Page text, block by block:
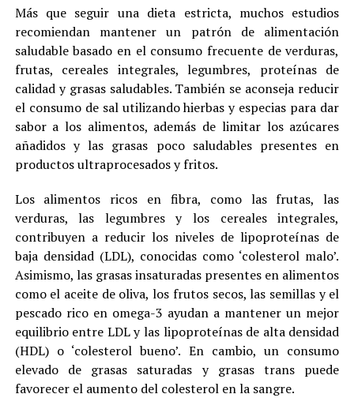
Más que seguir una dieta estricta, muchos estudios
recomiendan mantener un patrón de alimentación
saludable basado en el consumo frecuente de verduras,
frutas, cereales integrales, legumbres, proteínas de
calidad y grasas saludables. También se aconseja reducir
el consumo de sal utilizando hierbas y especias para dar
sabor a los alimentos, además de limitar los azúcares
añadidos y las grasas poco saludables presentes en
productos ultraprocesados y fritos.
Los alimentos ricos en fibra, como las frutas, las
verduras, las legumbres y los cereales integrales,
contribuyen a reducir los niveles de lipoproteínas de
baja densidad (LDL), conocidas como ‘colesterol malo’.
Asimismo, las grasas insaturadas presentes en alimentos
como el aceite de oliva, los frutos secos, las semillas y el
pescado rico en omega-3 ayudan a mantener un mejor
equilibrio entre LDL y las lipoproteínas de alta densidad
(HDL) o ‘colesterol bueno’. En cambio, un consumo
elevado de grasas saturadas y grasas trans puede
favorecer el aumento del colesterol en la sangre.